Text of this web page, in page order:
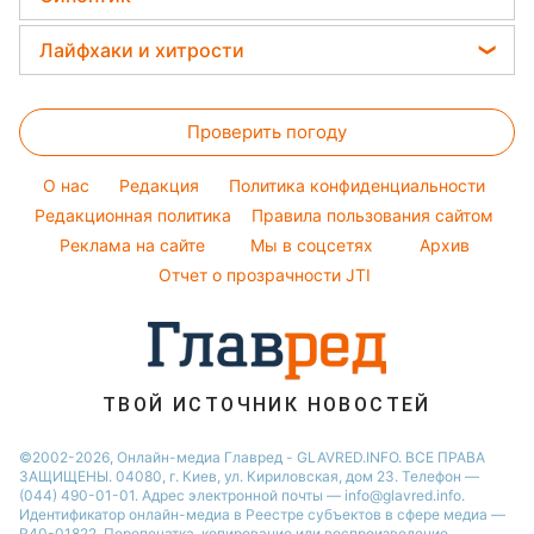
Потап
София Ротару
Новости Харькова
Новости Одессы
Новости Полтавы
Новости Черкассы
Новости Ровно
Новости Запорожья
Простые блюда
Легкие десерты
Праздничное меню
Тесты по картинке
Оптические иллюзии
Народные приметы
Все о шоу-бизнесе
Прогноз погоды
Магнитные бури
Погода на сегодня
Погода на завтра
Пылевая буря
Лайфхаки и хитрости
Уборка
Комнатные растения
Авто
Проверить погоду
O нас Редакция
Политика конфиденциальности
Редакционная политика
Правила пользования сайтом
Реклама на сайте
Мы в соцсетях
Архив
Отчет о прозрачности JTI
ТВОЙ ИСТОЧНИК НОВОСТЕЙ
©2002-2026, Онлайн-медиа Главред - GLAVRED.INFO. ВСЕ ПРАВА
ЗАЩИЩЕНЫ. 04080, г. Киев, ул. Кириловская, дом 23. Телефон —
(044) 490-01-01. Адрес электронной почты — info@glavred.info.
Идентификатор онлайн-медиа в Реестре cубъектов в сфере медиа —